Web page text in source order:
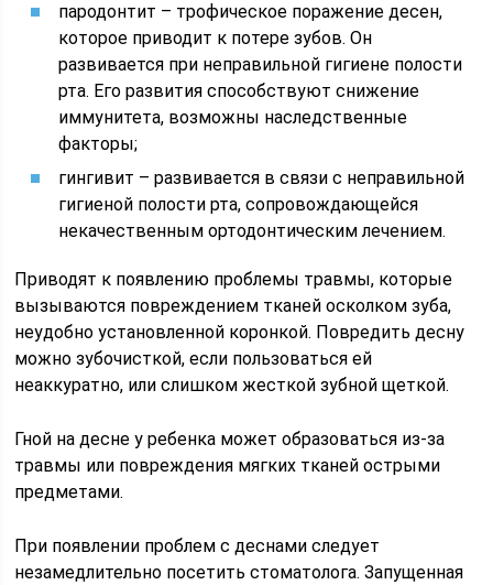
пародонтит – трофическое поражение десен,
которое приводит к потере зубов. Он
развивается при неправильной гигиене полости
рта. Его развития способствуют снижение
иммунитета, возможны наследственные
факторы;
гингивит – развивается в связи с неправильной
гигиеной полости рта, сопровождающейся
некачественным ортодонтическим лечением.
Приводят к появлению проблемы травмы, которые
вызываются повреждением тканей осколком зуба,
неудобно установленной коронкой. Повредить десну
можно зубочисткой, если пользоваться ей
неаккуратно, или слишком жесткой зубной щеткой.
Гной на десне у ребенка может образоваться из-за
травмы или повреждения мягких тканей острыми
предметами.
При появлении проблем с деснами следует
незамедлительно посетить стоматолога. Запущенная